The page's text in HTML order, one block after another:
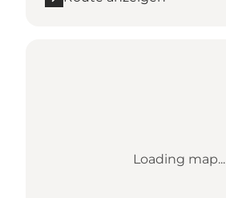
Loading map...